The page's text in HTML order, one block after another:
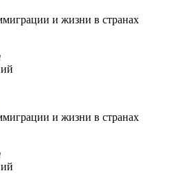
и жизни в странах
и жизни в странах